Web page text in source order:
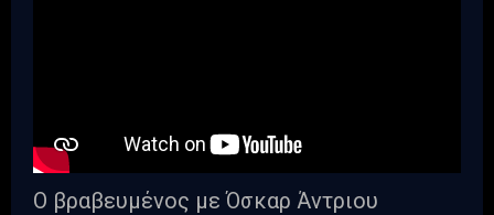
Ο βραβευμένος με Όσκαρ Άντριου